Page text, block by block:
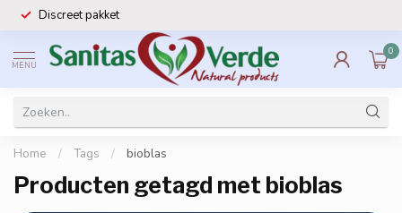
Discreet pakket
MENU
0
Home / Tags / bioblas
Producten getagd met bioblas